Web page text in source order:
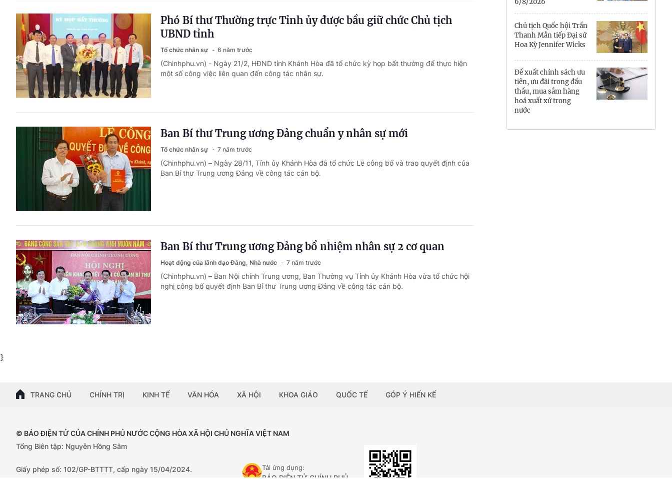
Hồ Chí Minh
Hà Tĩnh
Hưng Yên
Hải Phòng
Khánh Hòa
Phó Bí thư Thường trực Tỉnh ủy được bầu giữ chức Chủ tịch
UBND tỉnh
Tổ chức nhân sự 6 năm trước
(Chinhphu.vn) - Ngày 21/2, HĐND tỉnh Khánh Hòa đã tổ chức kỳ họp bất thường để thực hiện
một số công việc liên quan đến công tác nhân sự.
Ban Bí thư Trung ương Đảng chuẩn y nhân sự mới
Tổ chức nhân sự 7 năm trước
(Chinhphu.vn) – Ngày 28/11, Tỉnh ủy Khánh Hòa đã tổ chức Lễ công bố và trao quyết định của
Ban Bí thư Trung ương Đảng về công tác cán bộ.
Ban Bí thư Trung ương Đảng bổ nhiệm nhân sự 2 cơ quan
Hoạt động của lãnh đạo Đảng, Nhà nước 7 năm trước
(Chinhphu.vn) – Ban Nội chính Trung ương, Ban Thường vụ Tỉnh ủy Khánh Hòa vừa tổ chức hội
nghị công bố quyết định Ban Bí thư Trung ương Đảng về công tác cán bộ.
6/8/2026
Chủ tịch Quốc hội Trần
Thanh Mẫn tiếp Đại sứ
Hoa Kỳ Jennifer Wicks
Đề xuất chính sách ưu
tiên, ưu đãi trong đấu
thầu, mua sắm hàng
hoá xuất xứ trong
nước
}
TRANG CHỦ CHÍNH TRỊ KINH TẾ VĂN HÓA XÃ HỘI KHOA GIÁO QUỐC TẾ GÓP Ý HIẾN KẾ
© BÁO ĐIỆN TỬ CỦA CHÍNH PHỦ NƯỚC CỘNG HÒA XÃ HỘI CHỦ NGHĨA VIỆT NAM
Tổng Biên tập: Nguyễn Hồng Sâm
Giấy phép số: 102/GP-BTTTT, cấp ngày 15/04/2024.
Tải ứng dụng:
BÁO ĐIỆN TỬ CHÍNH PHỦ